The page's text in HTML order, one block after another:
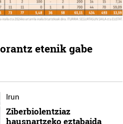
etenik gabe
Irun
Ziberbiolentziaz
hausnartzeko eztabaida